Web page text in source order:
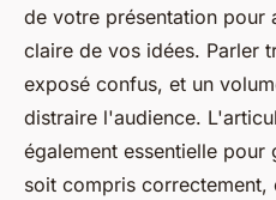
de votre présentation pour
claire de vos idées. Parler
exposé confus, et un
distraire l'audience.
également essentielle
soit compris